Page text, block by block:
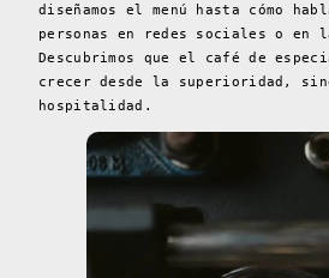
diseñamos el menú hasta cómo
personas en redes sociales o en
Descubrimos que el café de
crecer desde la superioridad,
hospitalidad.